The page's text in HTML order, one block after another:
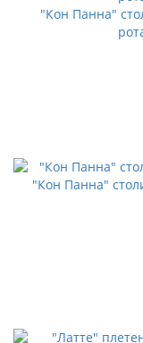
"Кон Панна"
"Кон Панна"